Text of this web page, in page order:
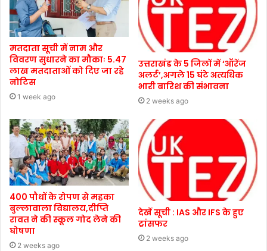
मतदाता सूची में नाम और
विवरण सुधारने का मौकाः 5.47
लाख मतदाताओं को दिए जा रहे
नोटिस
1 week ago
उत्तराखंड के 5 जिलों में ‘ऑरेंज
अलर्ट’,अगले 15 घंटे अत्यधिक
भारी बारिश की संभावना
2 weeks ago
400 पौधों के रोपण से महका
बुल्लावाला विद्यालय,दीप्ति
रावत ने की स्कूल गोद लेने की
घोषणा
2 weeks ago
देखें सूची : IAS और IFS के हुए
ट्रांसफर
2 weeks ago